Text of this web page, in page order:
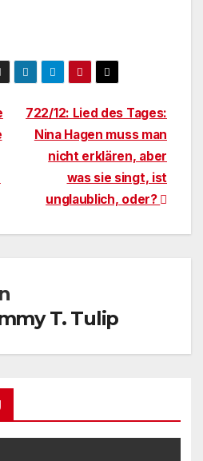
722/12: Lied des Tages:
Nina Hagen muss man
nicht erklären, aber
was sie singt, ist
unglaublich, oder?
T. Tulip